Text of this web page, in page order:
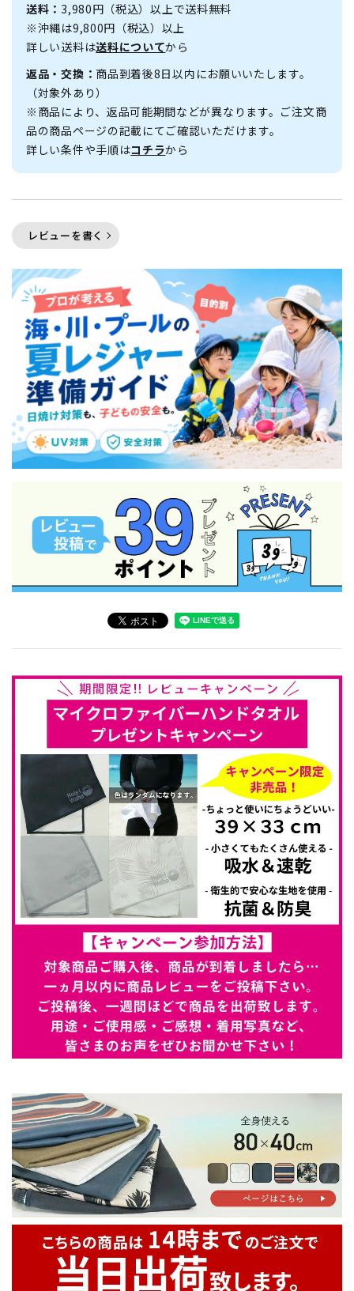
送料：3,980円（税込）以上で送料無料
※沖縄は9,800円（税込）以上
詳しい送料は送料についてから
返品・交換： 商品到着後8日以内にお願いいたします。
（対象外あり）
※商品により、返品可能期間などが異なります。ご注文商
品の商品ページの記載にてご確認いただけます。
詳しい条件や手順はコチラから
レビューを書く